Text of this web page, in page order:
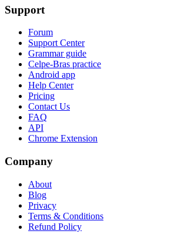
Support
Forum
Support Center
Grammar guide
Celpe-Bras practice
Android app
Help Center
Pricing
Contact Us
FAQ
API
Chrome Extension
Company
About
Blog
Privacy
Terms & Conditions
Refund Policy